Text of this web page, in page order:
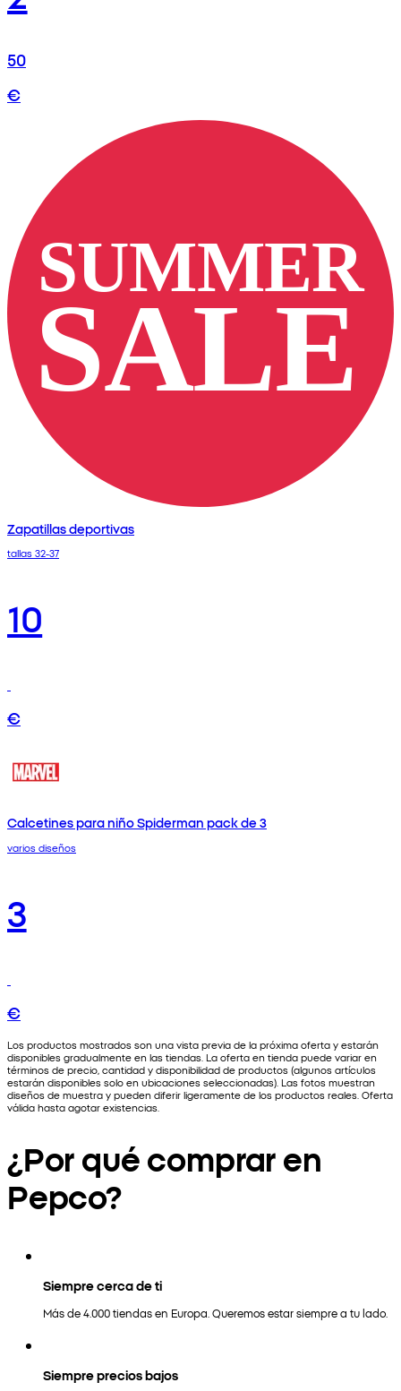
50
€
Zapatillas deportivas
tallas 32-37
10
€
Calcetines para niño Spiderman pack de 3
varios diseños
3
€
Los productos mostrados son una vista previa de la próxima oferta y estarán
disponibles gradualmente en las tiendas. La oferta en tienda puede variar en
términos de precio, cantidad y disponibilidad de productos (algunos artículos
estarán disponibles solo en ubicaciones seleccionadas). Las fotos muestran
diseños de muestra y pueden diferir ligeramente de los productos reales. Oferta
válida hasta agotar existencias.
¿Por qué comprar en
Pepco?
Siempre cerca de ti
Más de 4.000 tiendas en Europa. Queremos estar siempre a tu lado.
Siempre precios bajos